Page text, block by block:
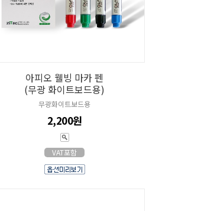
아피오 웰빙 마카 펜
(무광 화이트보드용)
무광화이트보드용
2,200원
VAT포함